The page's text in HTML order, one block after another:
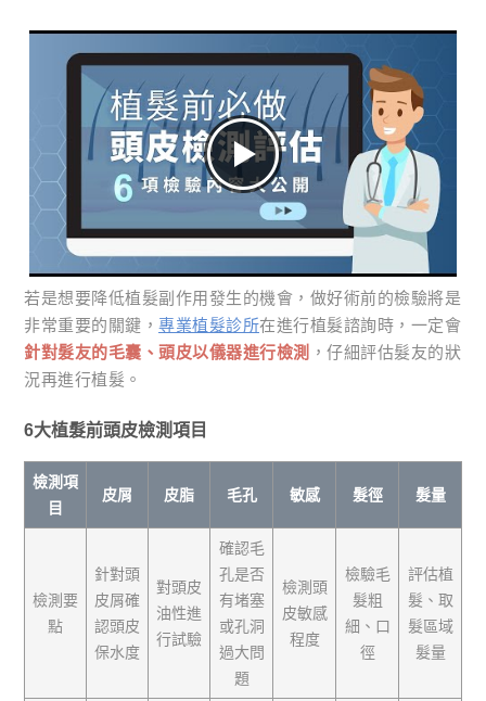
若是想要降低植髮副作用發生的機會，做好術前的檢驗將是
非常重要的關鍵， 專業植髮診所在進行植髮諮詢時，一定會
針對髮友的毛囊、頭皮以儀器進行檢測 ，仔細評估髮友的狀
況再進行植髮。
6大植髮前頭皮檢測項目
檢測項
目
皮屑 皮脂 毛孔 敏感 髮徑 髮量
檢測要
點
針對頭
皮屑確
認頭皮
保水度
對頭皮
油性進
行試驗
確認毛
孔是否
有堵塞
或孔洞
過大問
題
檢測頭
皮敏感
程度
檢驗毛
髮粗
細、口
徑
評估植
髮、取
髮區域
髮量